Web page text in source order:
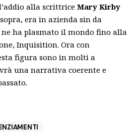
alla scrittrice Mary Kirby
era in azienda sin da
ne ha plasmato il mondo fino alla
Inquisition. Ora con
figura sono in molti a
una narrativa coerente e